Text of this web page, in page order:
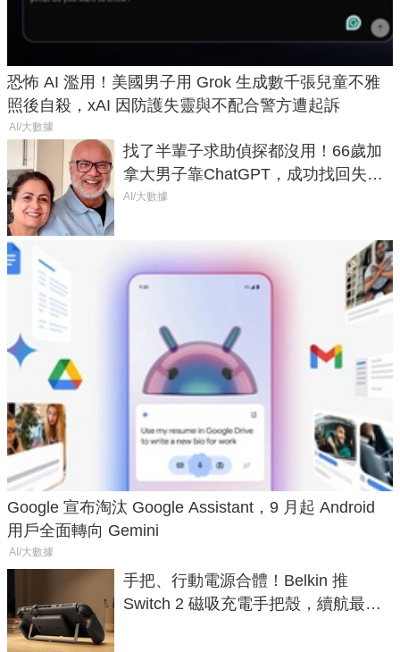
恐怖 AI 濫用！美國男子用 Grok 生成數千張兒童不雅
照後自殺，xAI 因防護失靈與不配合警方遭起訴
AI/大數據
找了半輩子求助偵探都沒用！66歲加
拿大男子靠ChatGPT，成功找回失散
50年家人
AI/大數據
Google 宣布淘汰 Google Assistant，9 月起 Android
用戶全面轉向 Gemini
AI/大數據
手把、行動電源合體！Belkin 推
Switch 2 磁吸充電手把殼，續航最高